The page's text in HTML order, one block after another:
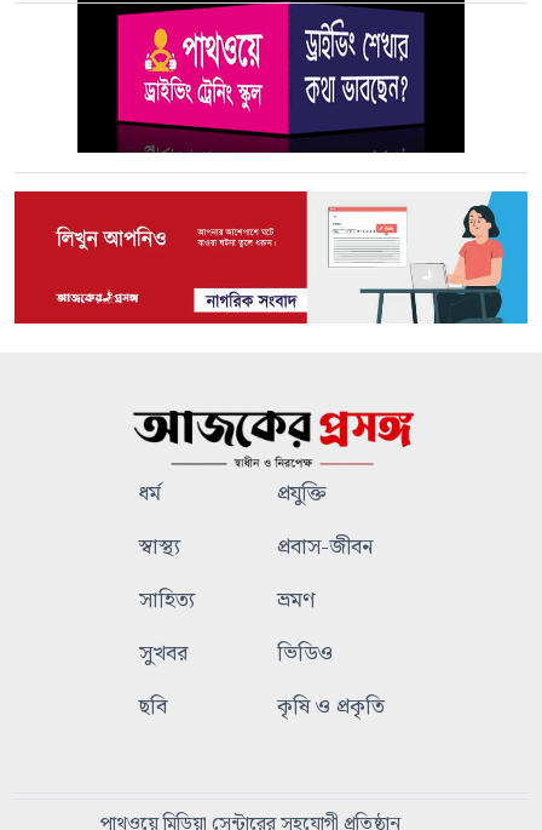
ধর্ম
প্রযুক্তি
স্বাস্থ্য
প্রবাস-জীবন
সাহিত্য
ভ্রমণ
সুখবর
ভিডিও
ছবি
কৃষি ও প্রকৃতি